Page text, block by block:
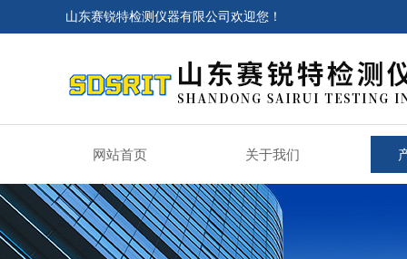
山东赛锐特检测仪器有限公司欢迎您！
网站首页 关于我们